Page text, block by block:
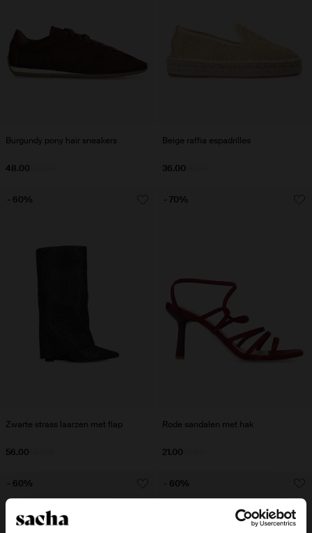
Burgundy pony hair sneakers
48.00
Beige raffia espadrilles
36.00
Zwarte strass laarzen met flap
56.00
- 60%
Rode sandalen met hak
21.00
- 70%
- 60% - 60%